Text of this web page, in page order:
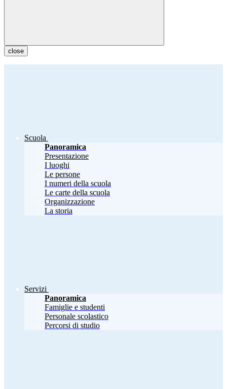
close
Scuola
Panoramica
Presentazione
I luoghi
Le persone
I numeri della scuola
Le carte della scuola
Organizzazione
La storia
Servizi
Panoramica
Famiglie e studenti
Personale scolastico
Percorsi di studio